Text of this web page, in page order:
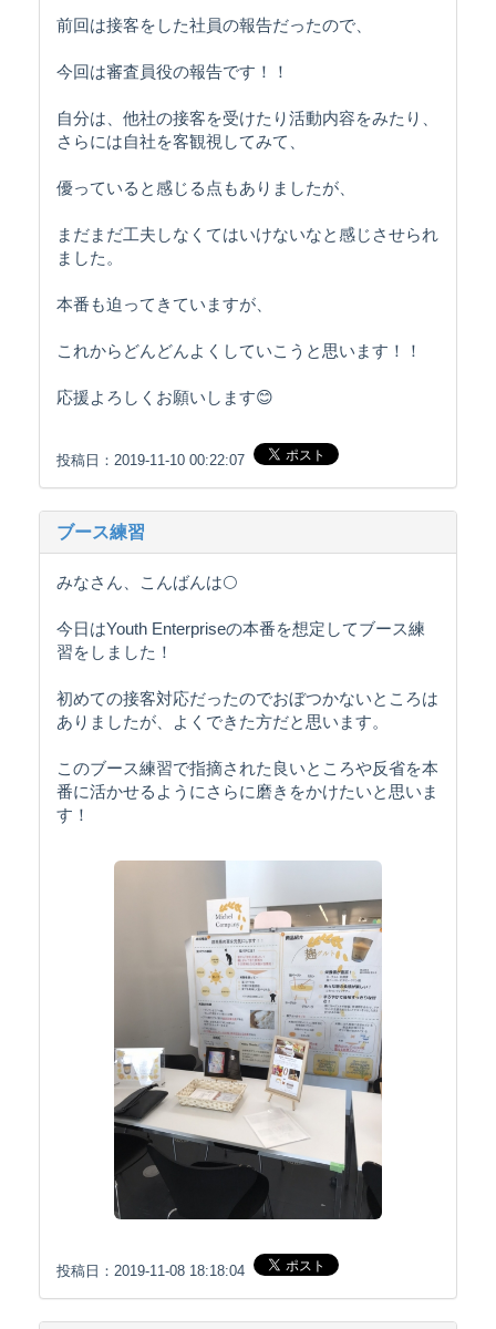
前回は接客をした社員の報告だったので、
今回は審査員役の報告です！！
自分は、他社の接客を受けたり活動内容をみたり、
さらには自社を客観視してみて、
優っていると感じる点もありましたが、
まだまだ工夫しなくてはいけないなと感じさせられ
ました。
本番も迫ってきていますが、
これからどんどんよくしていこうと思います！！
応援よろしくお願いします😊
投稿日：2019-11-10 00:22:07
ブース練習
みなさん、こんばんは🌕
今日はYouth Enterpriseの本番を想定してブース練
習をしました！
初めての接客対応だったのでおぼつかないところは
ありましたが、よくできた方だと思います。
このブース練習で指摘された良いところや反省を本
番に活かせるようにさらに磨きをかけたいと思いま
す！
投稿日：2019-11-08 18:18:04